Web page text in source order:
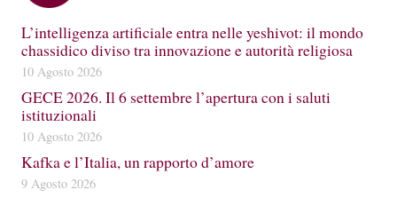
L’intelligenza artificiale entra nelle yeshivot: il mondo
chassidico diviso tra innovazione e autorità religiosa
10 Agosto 2026
GECE 2026. Il 6 settembre l’apertura con i saluti
istituzionali
10 Agosto 2026
Kafka e l’Italia, un rapporto d’amore
9 Agosto 2026